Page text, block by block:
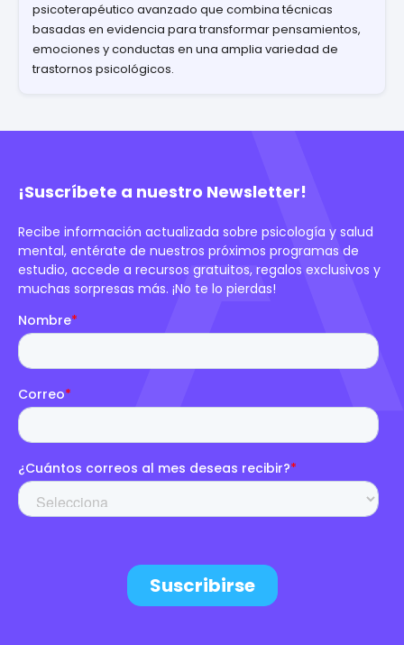
psicoterapéutico avanzado que combina técnicas
basadas en evidencia para transformar pensamientos,
emociones y conductas en una amplia variedad de
trastornos psicológicos.